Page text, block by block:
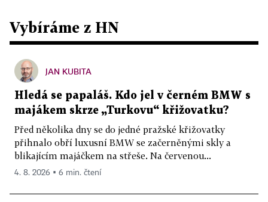
Vybíráme z HN
JAN KUBITA
Hledá se papaláš. Kdo jel v černém BMW s
majákem skrze „Turkovu“ křižovatku?
Před několika dny se do jedné pražské křižovatky
přihnalo obří luxusní BMW se začerněnými skly a
blikajícím majáčkem na střeše. Na červenou...
4. 8. 2026 ▪ 6 min. čtení